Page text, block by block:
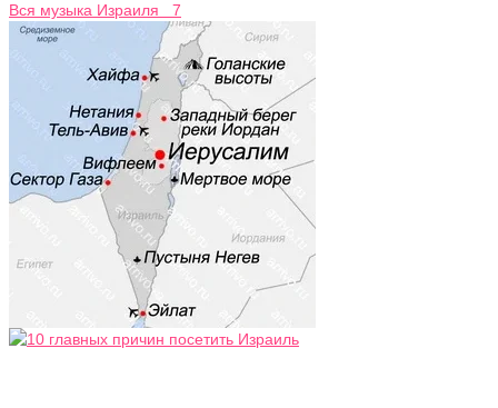
Вся музыка Израиля 7